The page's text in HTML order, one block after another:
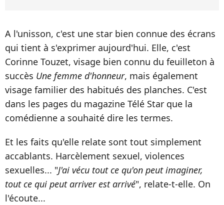
A l'unisson, c'est une star bien connue des écrans
qui tient à s'exprimer aujourd'hui. Elle, c'est
Corinne Touzet, visage bien connu du feuilleton à
succès Une femme d'honneur, mais également
visage familier des habitués des planches. C'est
dans les pages du magazine Télé Star que la
comédienne a souhaité dire les termes.
Et les faits qu'elle relate sont tout simplement
accablants. Harcèlement sexuel, violences
sexuelles... "J'ai vécu tout ce qu'on peut imaginer,
tout ce qui peut arriver est arrivé", relate-t-elle. On
l'écoute...